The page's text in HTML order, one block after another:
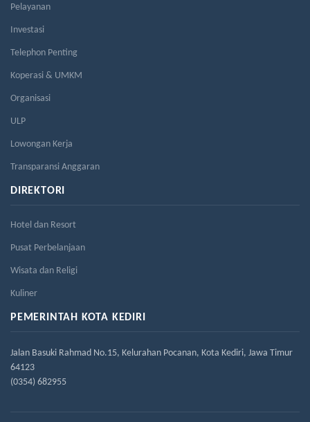
Pelayanan
Investasi
Telephon Penting
Koperasi & UMKM
Organisasi
ULP
Lowongan Kerja
Transparansi Anggaran
DIREKTORI
Hotel dan Resort
Pusat Perbelanjaan
Wisata dan Religi
Kuliner
PEMERINTAH KOTA KEDIRI
Jalan Basuki Rahmad No.15, Kelurahan Pocanan, Kota Kediri, Jawa Timur
64123
(0354) 682955